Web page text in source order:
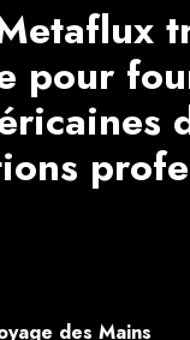
pour
des Mains